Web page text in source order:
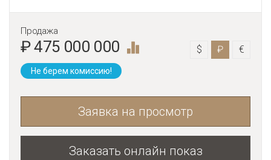
Продажа
₽ 475 000 000 $ ₽ €
Не берем комиссию!
Заявка на просмотр
Заказать онлайн показ